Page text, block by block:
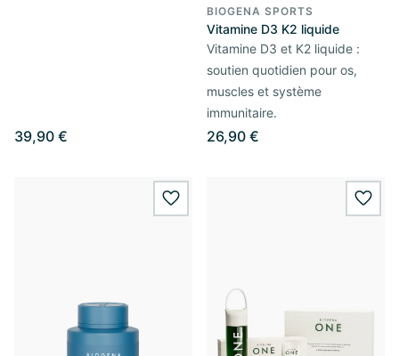
39,90 €
BIOGENA SPORTS
Vitamine D3 K2 liquide
Vitamine D3 et K2 liquide :
soutien quotidien pour os,
muscles et système
immunitaire.
26,90 €
wishlist.add